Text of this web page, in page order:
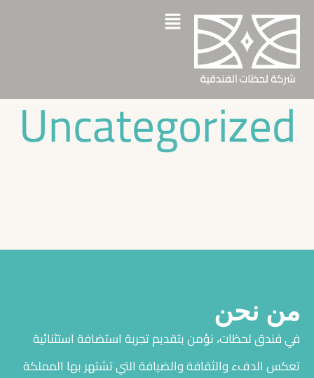
Uncategorized
من نحن
في فندق لحظات، نؤمن بتقديم تجربة استضافة استثنائية
تعكس الدفء والثقافة والضيافة التي تشتهر بها المملكة